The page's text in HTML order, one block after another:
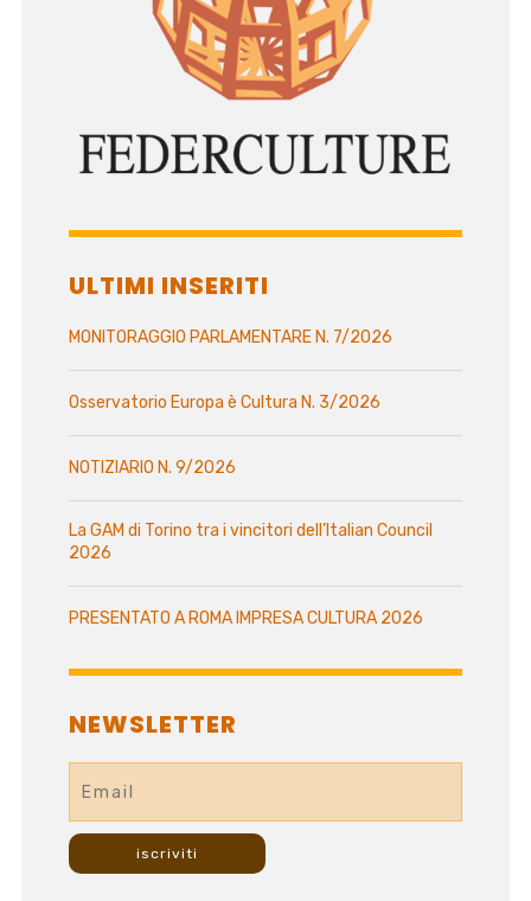
ULTIMI INSERITI
MONITORAGGIO PARLAMENTARE N. 7/2026
Osservatorio Europa è Cultura N. 3/2026
NOTIZIARIO N. 9/2026
La GAM di Torino tra i vincitori dell’Italian Council
2026
PRESENTATO A ROMA IMPRESA CULTURA 2026
NEWSLETTER